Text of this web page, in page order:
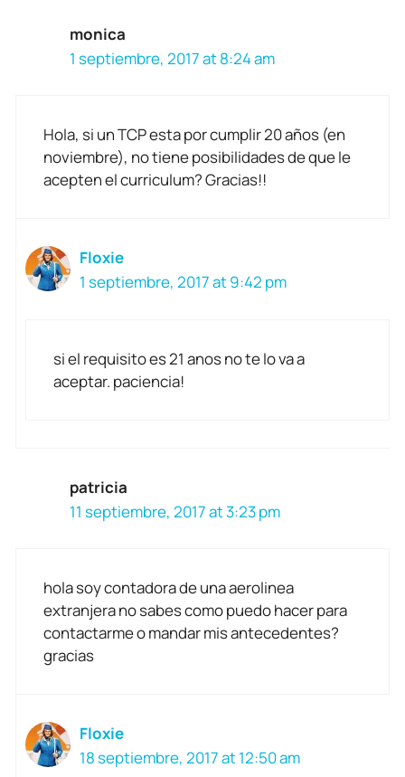
monica
1 septiembre, 2017 at 8:24 am
Hola, si un TCP esta por cumplir 20 años (en
noviembre), no tiene posibilidades de que le
acepten el curriculum? Gracias!!
Floxie
1 septiembre, 2017 at 9:42 pm
si el requisito es 21 anos no te lo va a
aceptar. paciencia!
patricia
11 septiembre, 2017 at 3:23 pm
hola soy contadora de una aerolinea
extranjera no sabes como puedo hacer para
contactarme o mandar mis antecedentes?
gracias
Floxie
18 septiembre, 2017 at 12:50 am